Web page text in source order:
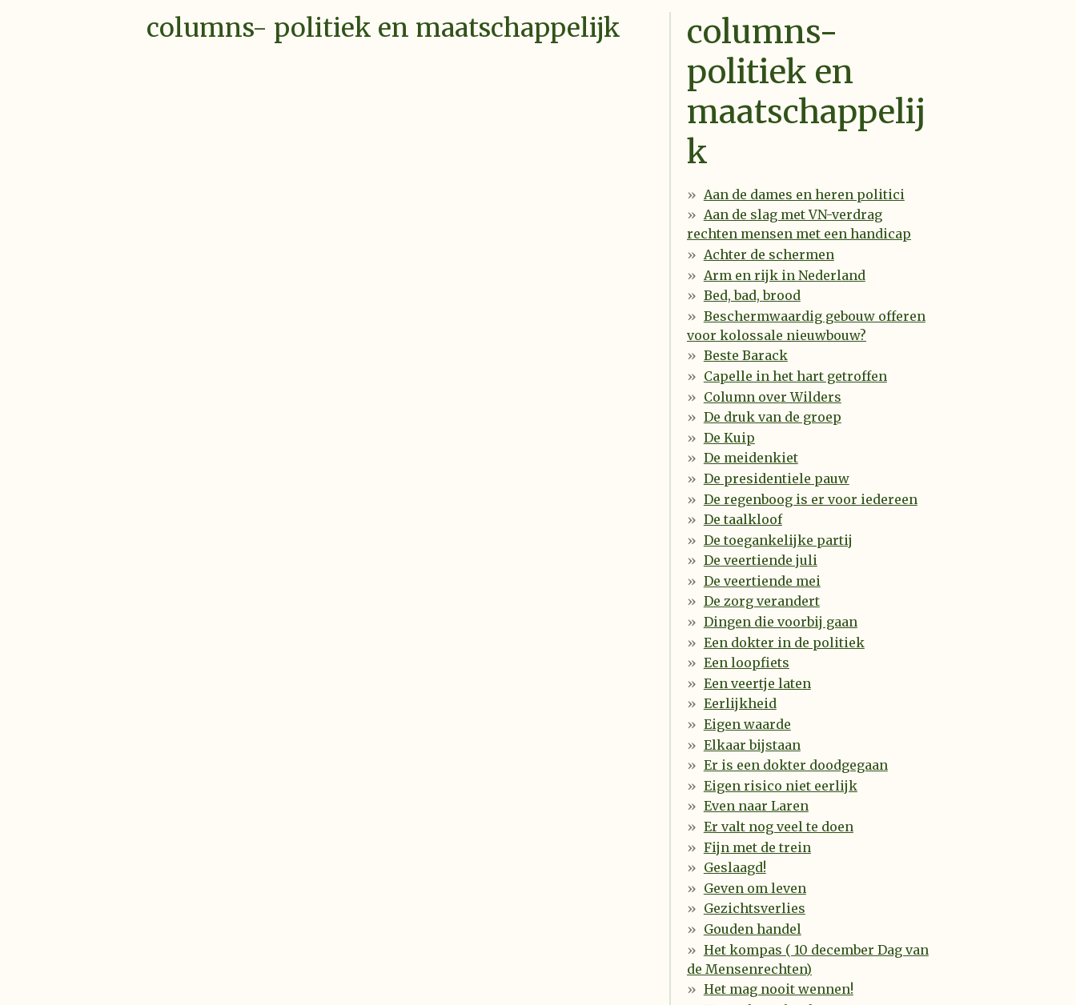
columns- politiek en maatschappelijk
columns-
politiek en
maatschappelij
k
Aan de dames en heren politici
Aan de slag met VN-verdrag
rechten mensen met een handicap
Achter de schermen
Arm en rijk in Nederland
Bed, bad, brood
Beschermwaardig gebouw offeren
voor kolossale nieuwbouw?
Beste Barack
Capelle in het hart getroffen
Column over Wilders
De druk van de groep
De Kuip
De meidenkiet
De presidentiele pauw
De regenboog is er voor iedereen
De taalkloof
De toegankelijke partij
De veertiende juli
De veertiende mei
De zorg verandert
Dingen die voorbij gaan
Een dokter in de politiek
Een loopfiets
Een veertje laten
Eerlijkheid
Eigen waarde
Elkaar bijstaan
Er is een dokter doodgegaan
Eigen risico niet eerlijk
Even naar Laren
Er valt nog veel te doen
Fijn met de trein
Geslaagd!
Geven om leven
Gezichtsverlies
Gouden handel
Het kompas ( 10 december Dag van
de Mensenrechten)
Het mag nooit wennen!